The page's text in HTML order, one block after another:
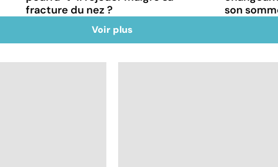
fracture du nez ?
son
Voir plus